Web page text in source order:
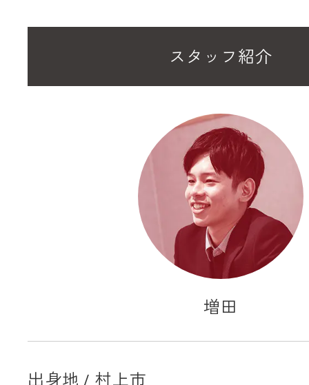
スタッフ紹介
増田
出身地 / 村上市